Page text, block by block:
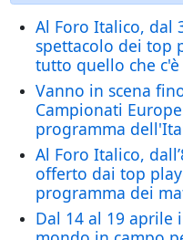
Al Foro Italico, dal
spettacolo dei top
tutto quello che c'è
Vanno in scena
Campionati
programma
Al Foro Italico,
offerto dai top
programma dei
Dal 14 al 19